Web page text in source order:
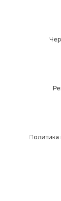
Политика